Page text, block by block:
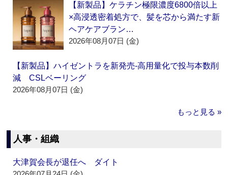
【新製品】ケラチン極限濃度6800倍以上
×高浸透密着処方で、髪を芯から満たす新
ヘアケアブラン…
2026年08月07日 (金)
【新製品】ハイゼントラを新発売‐高用量化で投与本数削
減 CSLベーリング
2026年08月07日 (金)
もっと見る »
人事・組織
大津賀会長が退任へ ダイト